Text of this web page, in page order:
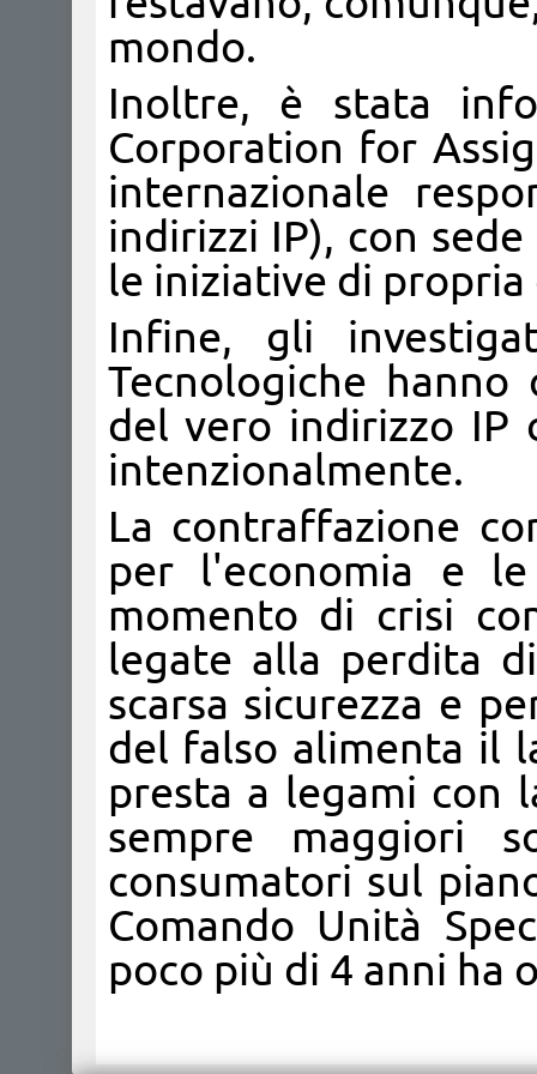
mondo.
Inoltre, è stata
Corporation for
internazionale
indirizzi IP), con
le iniziative di propria
Infine, gli
Tecnologiche
del vero indirizzo IP
intenzionalmente.
La contraffazione
per l'economia e
momento di crisi
legate alla perdita
scarsa sicurezza e
del falso alimenta il
presta a legami con
sempre maggiori
consumatori sul
Comando Unità
poco più di 4 anni ha